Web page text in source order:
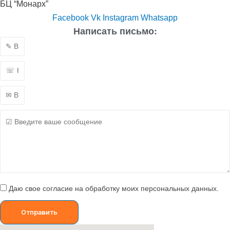
БЦ “Монарх”
Facebook Vk Instagram Whatsapp
Написать письмо:
Даю свое согласие на обработку моих персональных данных.
Отправить